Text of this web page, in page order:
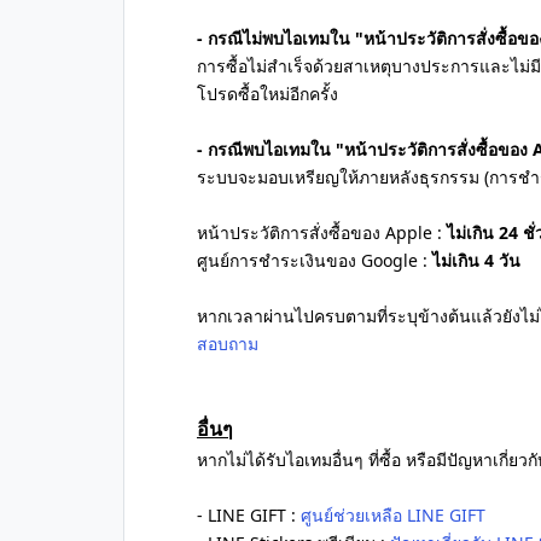
- กรณีไม่พบไอเทมใน "หน้าประวัติการสั่งซื้อข
การซื้อไม่สำเร็จด้วยสาเหตุบางประการและไม่
โปรดซื้อใหม่อีกครั้ง
- กรณีพบไอเทมใน "หน้าประวัติการสั่งซื้อของ
ระบบจะมอบเหรียญให้ภายหลังธุรกรรม (การช
หน้าประวัติการสั่งซื้อของ Apple :ไม่เกิน 24 ชั่
ศูนย์การชำระเงินของ Google : ไม่เกิน 4 วัน
หากเวลาผ่านไปครบตามที่ระบุข้างต้นแล้วยัง
สอบถาม
อื่นๆ
หากไม่ได้รับไอเทมอื่นๆ ที่ซื้อ หรือมีปัญหาเกี่ย
- LINE GIFT : ศูนย์ช่วยเหลือ LINE GIFT